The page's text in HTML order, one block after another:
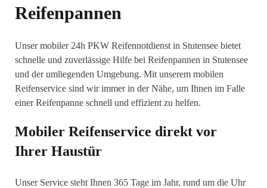
Reifenpannen
Unser mobiler 24h PKW Reifennotdienst in Stutensee bietet
schnelle und zuverlässige Hilfe bei Reifenpannen in Stutensee
und der umliegenden Umgebung. Mit unserem mobilen
Reifenservice sind wir immer in der Nähe, um Ihnen im Falle
einer Reifenpanne schnell und effizient zu helfen.
Mobiler Reifenservice direkt vor
Ihrer Haustür
Unser Service steht Ihnen 365 Tage im Jahr, rund um die Uhr